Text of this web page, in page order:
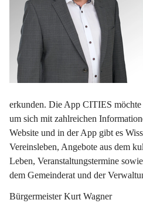
erkunden. Die App CITIES möchte
um sich mit zahlreichen
Website und in der App gibt es
Vereinsleben, Angebote aus dem
Leben, Veranstaltungstermine
dem Gemeinderat und der
Bürgermeister Kurt Wagner